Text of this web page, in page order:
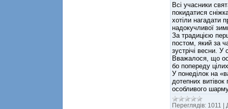
Всі учасники
покидатися
хотіли нагадати
надокучливої
За традицією
постом, який за
зустрічі весни.
Вважалося, що
бо попереду
У понеділок на
дотепних
особливого
Переглядів: 1011 |